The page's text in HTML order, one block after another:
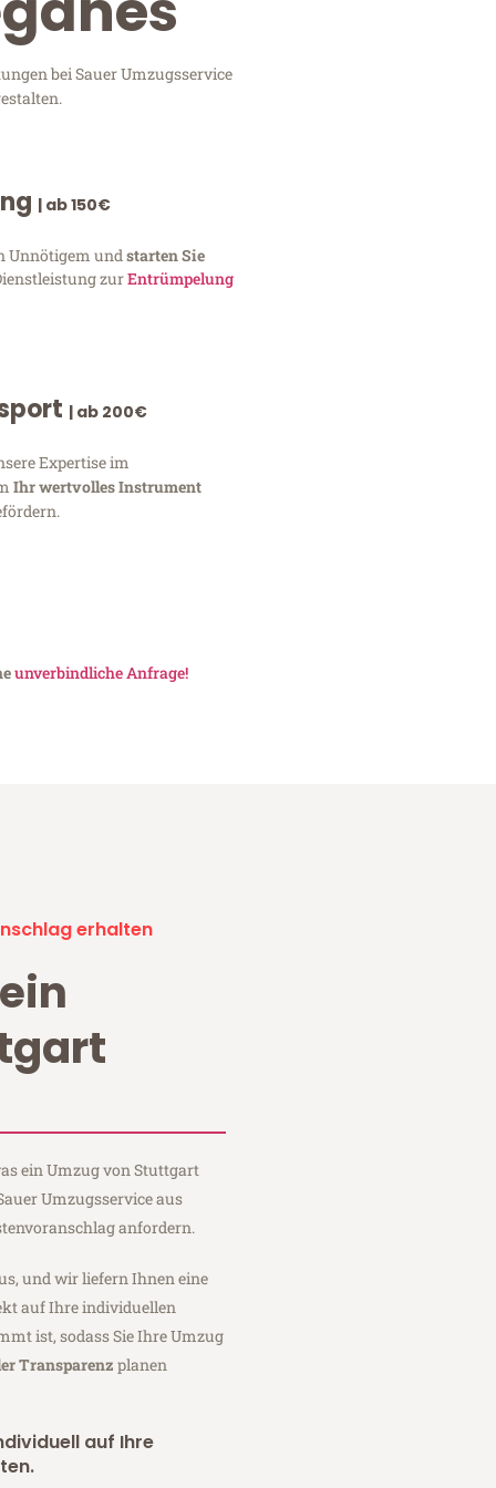
bei Sauer Umzugsservice
| ab 150€
Unnötigem und starten Sie
zurEntrümpelung
| ab 200€
Expertise im
Ihr wertvolles Instrument
unverbindliche Anfrage!
erhalten
ein Umzug von Stuttgart
Umzugsservice aus
anfordern.
und wir liefern Ihnen eine
auf Ihre individuellen
ist, sodass Sie Ihre Umzug
Transparenz planen
auf Ihre